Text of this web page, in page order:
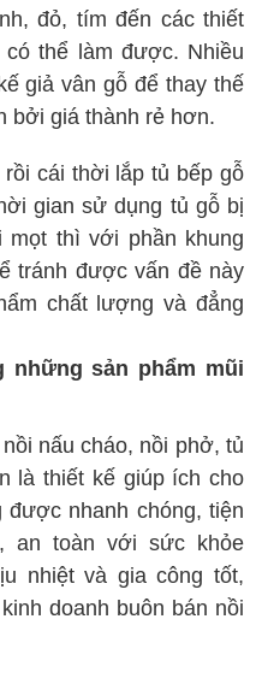
đỏ, tím đến các thiết
thể làm được. Nhiều
giả vân gỗ để thay thế
bởi giá thành rẻ hơn.
cái thời lắp tủ bếp gỗ
gian sử dụng tủ gỗ bị
mọt thì với phần khung
tránh được vấn đề này
chất lượng và đẳng
những sản phẩm mũi
nồi nấu cháo, nồi phở, tủ
là thiết kế giúp ích cho
nhanh chóng, tiện
an toàn với sức khỏe
nhiệt và gia công tốt,
doanh buôn bán nồi